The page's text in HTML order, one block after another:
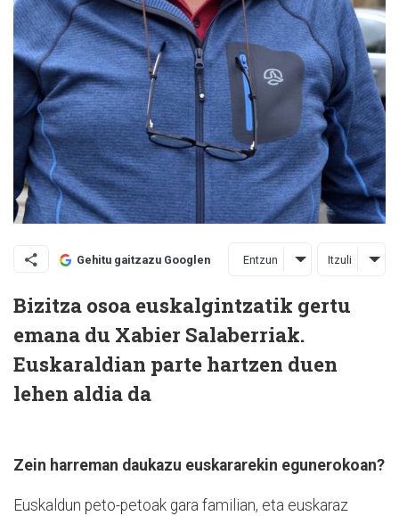
Gehitu gaitzazu Googlen Entzun Itzuli
Bizitza osoa euskalgintzatik gertu
emana du Xabier Salaberriak.
Euskaraldian parte hartzen duen
lehen aldia da
Zein harreman daukazu euskararekin egunerokoan?
Euskaldun peto-petoak gara familian, eta euskaraz